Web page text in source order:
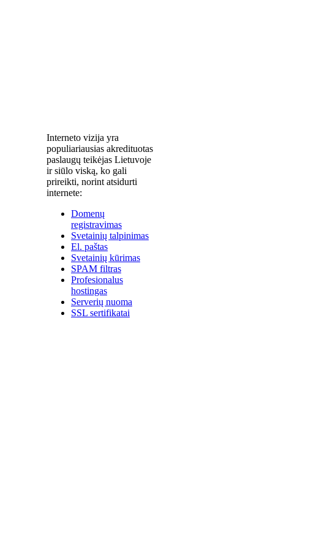
Interneto vizija yra
populiariausias akredituotas
paslaugų teikėjas Lietuvoje
ir siūlo viską, ko gali
prireikti, norint atsidurti
internete:
Domenų
registravimas
Svetainių talpinimas
El. paštas
Svetainių kūrimas
SPAM filtras
Profesionalus
hostingas
Serverių nuoma
SSL sertifikatai